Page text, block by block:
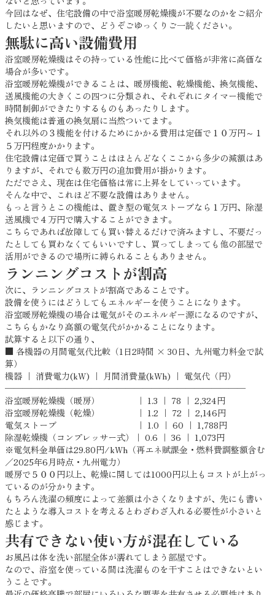
今回はなぜ、住宅設備の中で浴室暖房乾燥機が不要なのかをご紹介
したいと思いますので、どうぞごゆっくりご一読ください。
無駄に高い設備費用
浴室暖房乾燥機はその持っている性能に比べて価格が非常に高価な
場合が多いです。
浴室暖房乾燥機ができることは、暖房機能、乾燥機能、換気機能、
送風機能の大きくこの四つに分類され、それぞれにタイマー機能で
時間制御ができたりするものもあったりします。
換気機能は普通の換気扇に当然ついてます。
それ以外の３機能を付けるためにかかる費用は定価で１０万円～１
５万円程度かかります。
住宅設備は定価で買うことはほとんどなくここから多少の減額はあ
りますが、それでも数万円の追加費用が掛かります。
ただでさえ、現在は住宅価格は常に上昇をしていっています。
そんな中で、これほど不要な設備はありません。
もっと言うとこの機能は、置き型の電気ストーブなら１万円、除湿
送風機で４万円で購入することができます。
こちらであれば故障しても買い替えるだけで済みますし、不要だっ
たとしても買わなくてもいいですし、買ってしまっても他の部屋で
活用ができるので場所に縛られることもありません。
ランニングコストが割高
次に、ランニングコストが割高であることです。
設備を使うにはどうしてもエネルギーを使うことになります。
浴室暖房乾燥機の場合は電気がそのエネルギー源になるのですが、
こちらもかなり高額の電気代がかかることになります。
試算すると以下の通り、
■ 各機器の月間電気代比較（1日2時間 × 30日、九州電力料金で試
算）
機器 ｜ 消費電力(kW) ｜ 月間消費量(kWh) ｜ 電気代（円）
────────────────────────────
浴室暖房乾燥機（暖房） ｜ 1.3 ｜ 78 ｜ 2,324円
浴室暖房乾燥機（乾燥） ｜ 1.2 ｜ 72 ｜ 2,146円
電気ストーブ ｜ 1.0 ｜ 60 ｜ 1,788円
除湿乾燥機（コンプレッサー式）｜ 0.6 ｜ 36 ｜ 1,073円
※電気料金単価は29.80円/kWh（再エネ賦課金・燃料費調整額含む
／2025年6月時点・九州電力）
暖房で５００円以上、乾燥に関しては1000円以上もコストが上がっ
ているのが分かります。
もちろん洗濯の頻度によって差額は小さくなりますが、先にも書い
たとような導入コストを考えるとわざわざ入れる必要性が小さいと
感じます。
共有できない使い方が混在している
お風呂は体を洗い部屋全体が濡れてしまう部屋です。
なので、浴室を使っている間は洗濯ものを干すことはできないとい
うことです。